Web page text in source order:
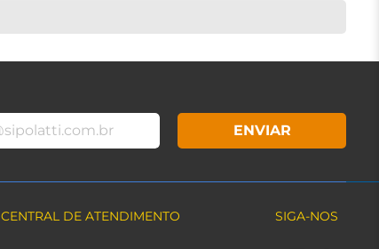
ENVIAR
CENTRAL DE ATENDIMENTO SIGA-NOS